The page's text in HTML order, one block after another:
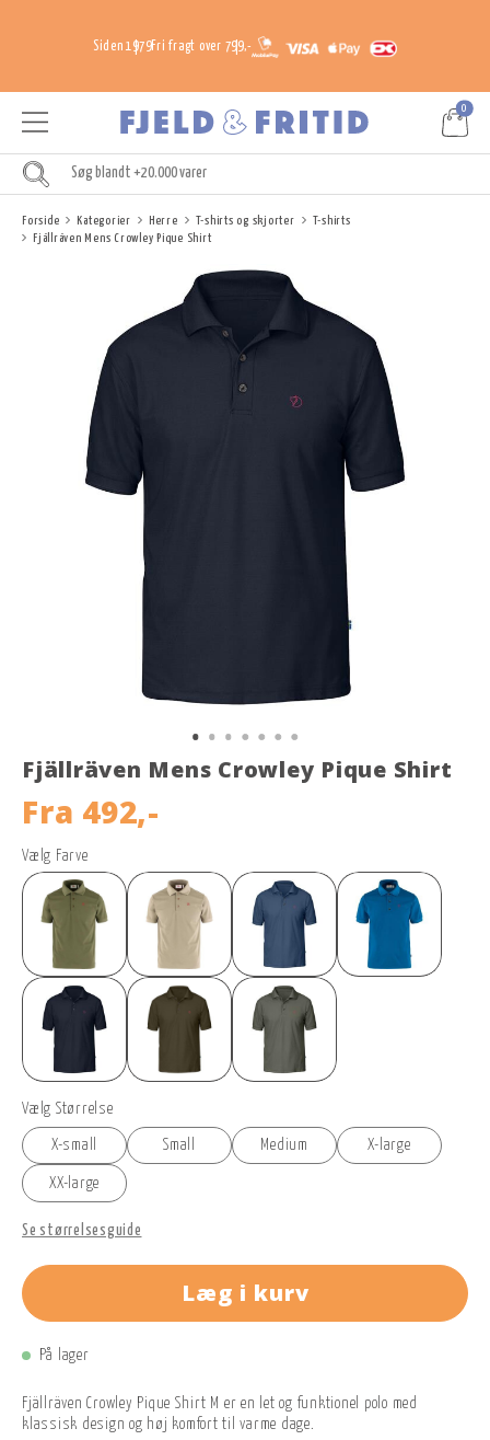
Siden 1979Fri fragt over 799,-
0
Forside Kategorier Herre T-shirts og skjorter
T-shirts
Fjällräven Mens Crowley Pique Shirt
Fjällräven Mens Crowley Pique Shirt
Fra 492,-
Vælg Farve
Vælg Størrelse
X-small Small Medium X-large
XX-large
Se størrelsesguide
Læg i kurv
På lager
Fjällräven Crowley Pique Shirt M er en let og funktionel polo med
klassisk design og høj komfort til varme dage.